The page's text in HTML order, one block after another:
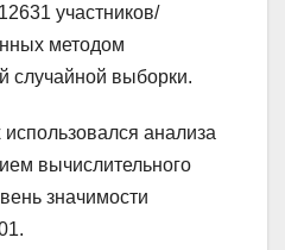
участников/
методом
случайной выборки.
анализа
вычислительного
значимости